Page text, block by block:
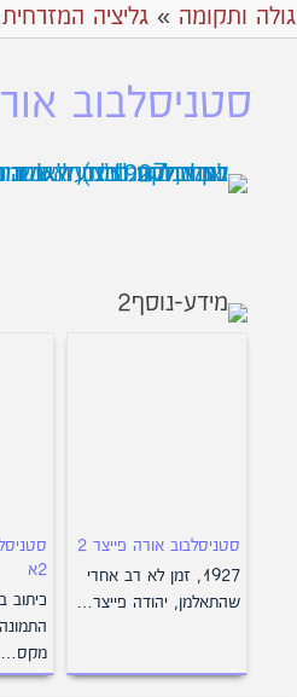
גולה ותקומה » גליציה המזרחית
סטניסלבוב אורה
סטניסלבוב אורה פייצר 2
1927, זמן לא רב אחרי
שהתאלמן, יהודה פייצר…
2א
כיתוב
מקס…